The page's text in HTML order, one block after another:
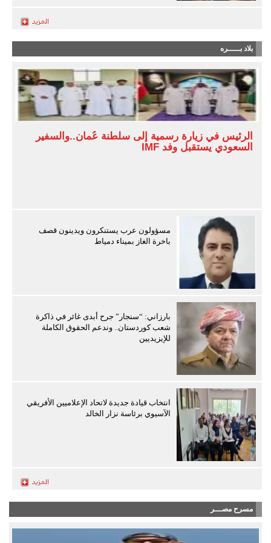
بلاد بـــــره
الرئيس في زيارة رسمية إلى سلطنة عُمان..والسفير
السعودي يستقبل وفد IMF
مسؤولون عرب يستنكرون ويدينون قصف
باخرة الغاز بميناء دمياط
بارزاني: “سنجار” جرح أبدى غائر في ذاكرة
شعب كوردستان.. وندعم الحقوق الكاملة
للإيزيديين
انتخاب قيادة جديدة لاتحاد الإعلاميين الأفريقي
الآسيوي برئاسة نزار الخالد
مسرح مصـــر